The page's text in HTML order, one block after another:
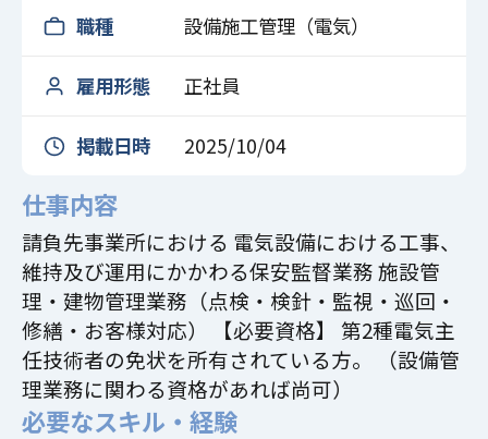
職種 設備施工管理（電気）
雇用形態 正社員
掲載日時 2025/10/04
仕事内容
請負先事業所における 電気設備における工事、
維持及び運用にかかわる保安監督業務 施設管
理・建物管理業務（点検・検針・監視・巡回・
修繕・お客様対応） 【必要資格】 第2種電気主
任技術者の免状を所有されている方。 （設備管
理業務に関わる資格があれば尚可）
必要なスキル・経験